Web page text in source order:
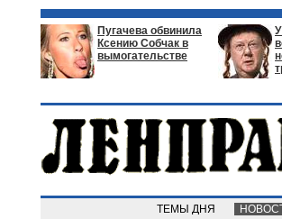
Пугачева обвинила
Ксению Собчак в
вымогательстве
ТЕМЫ ДНЯ